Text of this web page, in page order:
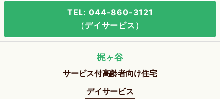
TEL: 044-860-3121
（デイサービス）
梶ヶ谷
サービス付高齢者向け住宅
デイサービス